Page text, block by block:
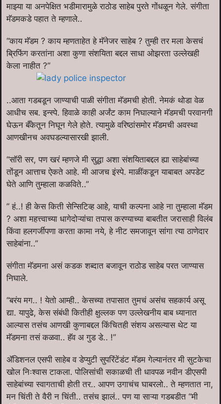
माझ्या या अनपेक्षित भडीमारामुळे राठोड साहेब पुरते गोंधळून गेले. संगीता
मॅडमकडे पहात ते म्हणाले..
“काय मॅडम ? काय म्हणताहेत हे मॅनेजर साहेब ? तुम्ही तर मला केसचं
ब्रिफिंग करतांना अशा कुणा संशयिता बद्दल साधा ओझरता उल्लेखही
केला नाहीत ?”
..आता गडबडून जाण्याची पाळी संगीता मॅडमची होती. नेमकं थोडा वेळ
आधीच सब. इन्स्पे. हिवाळे काही अर्जंट काम निघाल्याने मॅडमची परवानगी
घेऊन बँकेतून निघून गेले होते. त्यामुळे वरिष्ठांसमोर मॅडमची अवस्था
आणखीनच अवघडल्यासारखी झाली.
“सॉरी सर, पण खरं म्हणजे मी सुद्धा अशा संशयिताबद्दल ह्या साहेबांच्या
तोंडून आत्ताच ऐकते आहे. मी आजच इंस्पे. माळींकडून याबाबत अपडेट
घेते आणि तुम्हाला कळविते..”
” हं..! ही केस किती सेन्सिटिव्ह आहे, याची कल्पना आहे ना तुम्हाला मॅडम
? अशा महत्त्वाच्या धागेदोऱ्यांचा तपास करण्याच्या बाबतीत जरासाही विलंब
किंवा हलगर्जीपणा करता कामा नये, हे नीट समजावून सांगा त्या ठाणेदार
साहेबांना..”
संगीता मॅडमना असं कडक शब्दात बजावून राठोड साहेब परत जाण्यास
निघाले.
“बरंय मग.. ! येतो आम्ही.. केसच्या तपासात तुमचं असंच सहकार्य असू
द्या. यापुढे, केस संबंधी कितीही क्षुल्लक पण उल्लेखनीय बाब ध्यानात
आल्यास तसंच आणखी कुणाबद्दल किंचितही संशय असल्यास थेट या
मॅडमना तसं कळवा.. हॅव अ गुड डे.. !”
ॲडिशनल एसपी साहेब व डेप्युटी सुपरिंटेंडंट मॅडम गेल्यानंतर मी सुटकेचा
खोल निःश्वास टाकला. पोलिसांची सकाळची ती धावपळ नवीन डीएसपी
साहेबांच्या स्वागताची होती तर.. आपण उगाचंच घाबरलो.. ते म्हणतात ना,
मन चिंती ते वैरी न चिंती.. तसंच झालं.. पण या साऱ्या गडबडीत “मी